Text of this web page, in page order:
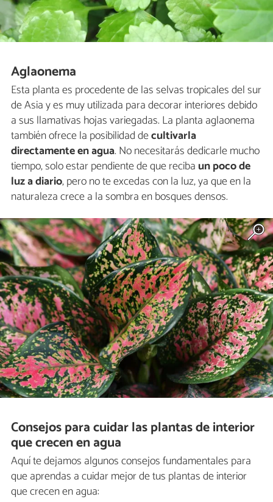
Aglaonema
Esta planta es procedente de las selvas tropicales del sur
de Asia y es muy utilizada para decorar interiores debido
a sus llamativas hojas variegadas. La planta aglaonema
también ofrece la posibilidad decultivarla
directamente en agua. No necesitarás dedicarle mucho
tiempo, solo estar pendiente de que reciba un poco de
luz a diario, pero no te excedas con la luz, ya que en la
naturaleza crece a la sombra en bosques densos.
Consejos para cuidar las plantas de interior
que crecen en agua
Aquí te dejamos algunos consejos fundamentales para
que aprendas a cuidar mejor de tus plantas de interior
que crecen en agua: